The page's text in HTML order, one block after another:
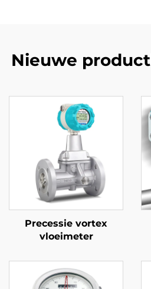
Nieuwe
Precessie vortex
vloeimeter